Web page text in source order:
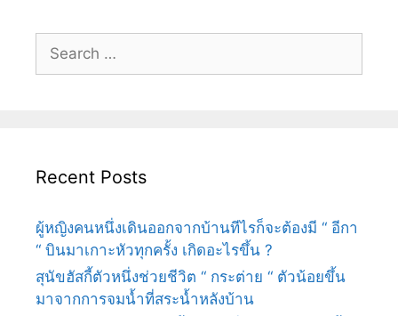
ถนน
)
Search
for:
Recent Posts
ผู้หญิงคนหนึ่งเดินออกจากบ้านทีไรก็จะต้องมี “ อีกา
“ บินมาเกาะหัวทุกครั้ง เกิดอะไรขึ้น ?
สุนัขฮัสกี้ตัวหนึ่งช่วยชีวิต “ กระต่าย “ ตัวน้อยขึ้น
มาจากการจมน้ำที่สระน้ำหลังบ้าน